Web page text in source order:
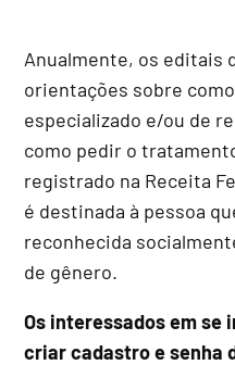
Anualmente, os editais
orientações sobre
especializado e/ou de
como pedir o
registrado na Receita
é destinada à pessoa
reconhecida
de gênero.
Os interessados em se
criar cadastro e senha